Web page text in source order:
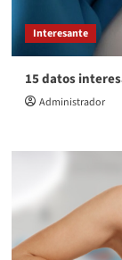
Interesante
15 datos
Administrador